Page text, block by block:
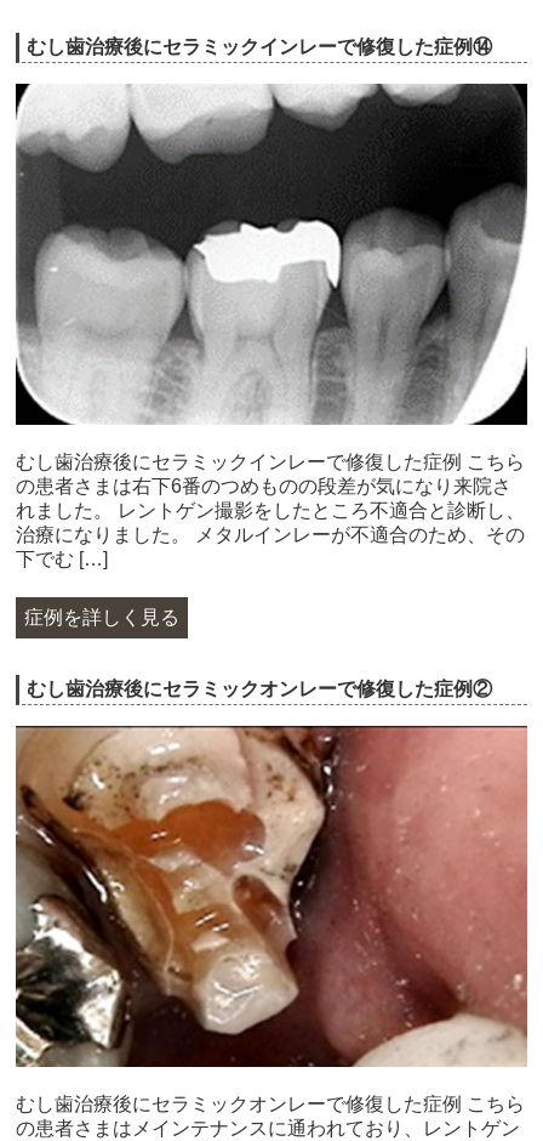
むし歯治療後にセラミックインレーで修復した症例⑭
むし歯治療後にセラミックインレーで修復した症例 こちら
の患者さまは右下6番のつめものの段差が気になり来院さ
れました。 レントゲン撮影をしたところ不適合と診断し、
治療になりました。 メタルインレーが不適合のため、その
下でむ […]
症例を詳しく見る
むし歯治療後にセラミックオンレーで修復した症例②
むし歯治療後にセラミックオンレーで修復した症例 こちら
の患者さまはメインテナンスに通われており、レントゲン